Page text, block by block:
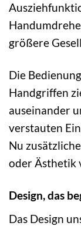
größere
Die
Handgriffen
auseinander
verstauten
Nu
oder Ästhetik
Design, das
Das Design